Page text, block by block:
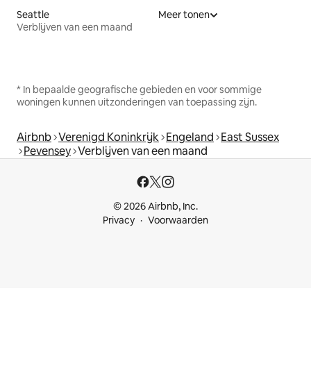
Seattle
Verblijven van een maand
Meer tonen
* In bepaalde geografische gebieden en voor sommige
woningen kunnen uitzonderingen van toepassing zijn.
Airbnb Verenigd Koninkrijk Engeland East Sussex
Pevensey Verblijven van een maand
© 2026 Airbnb, Inc.
Privacy
Voorwaarden